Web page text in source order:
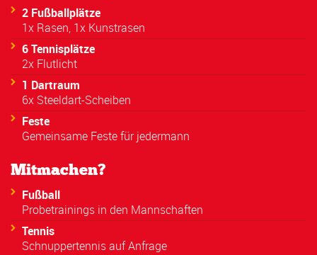
2 Fußballplätze
1x Rasen, 1x Kunstrasen
6 Tennisplätze
2x Flutlicht
1 Dartraum
6x Steeldart-Scheiben
Feste
Gemeinsame Feste für jedermann
Mitmachen?
Fußball
Probetrainings in den Mannschaften
Tennis
Schnuppertennis auf Anfrage